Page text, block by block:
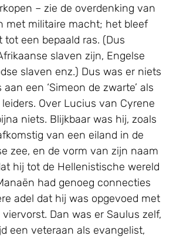
– zie de overdenking van
met militaire macht; het bleef
tot een bepaald ras. (Dus
slaven zijn, Engelse
slaven enz.) Dus was er niets
een ‘Simeon de zwarte’ als
Over Lucius van Cyrene
niets. Blijkbaar was hij, zoals
van een eiland in de
zee, en de vorm van zijn naam
hij tot de Hellenistische wereld
had genoeg connecties
adel dat hij was opgevoed met
viervorst. Dan was er Saulus zelf,
een veteraan als evangelist,